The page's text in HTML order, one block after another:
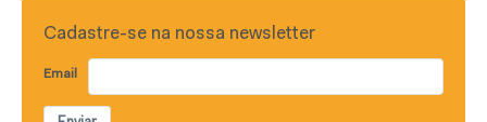
Cadastre-se na nossa newsletter
Email